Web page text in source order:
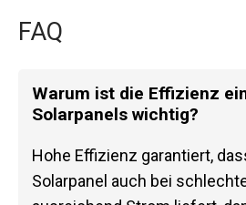
FAQ
Warum ist die Effizienz
Solarpanels wichtig?
Hohe Effizienz garantiert,
Solarpanel auch bei